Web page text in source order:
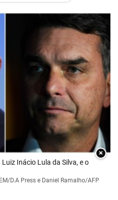
×
Inácio Lula da Silva, e o
D.A Press e Daniel Ramalho/AFP